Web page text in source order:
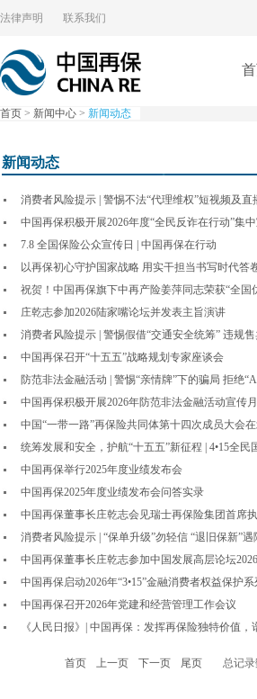
法律声明 联系我们
首页 > 新闻中心 > 新闻动态
新闻动态
消费者风险提示 | 警惕不法“代理维权”短视频及直
中国再保积极开展2026年度“全民反诈在行动”集
7.8 全国保险公众宣传日 | 中国再保在行动
以再保初心守护国家战略 用实干担当书写时代
祝贺！中国再保旗下中再产险姜萍同志荣获“全国
庄乾志参加2026陆家嘴论坛并发表主旨演讲
消费者风险提示 | 警惕假借“交通安全统筹” 违规
中国再保召开“十五五”战略规划专家座谈会
防范非法金融活动 | 警惕“亲情牌”下的骗局 拒绝
中国再保积极开展2026年防范非法金融活动宣传
中国“一带一路”再保险共同体第十四次成员大会
统筹发展和安全，护航“十五五”新征程 | 4•15全民
中国再保举行2025年度业绩发布会
中国再保2025年度业绩发布会问答实录
中国再保董事长庄乾志会见瑞士再保险集团首席
消费者风险提示 | “保单升级”勿轻信 “退旧保新”遇
中国再保董事长庄乾志参加中国发展高层论坛
中国再保启动2026年“3•15”金融消费者权益保护
中国再保召开2026年党建和经营管理工作会议
《人民日报》| 中国再保：发挥再保险独特价值
首页 上一页 下一页 尾页 总记